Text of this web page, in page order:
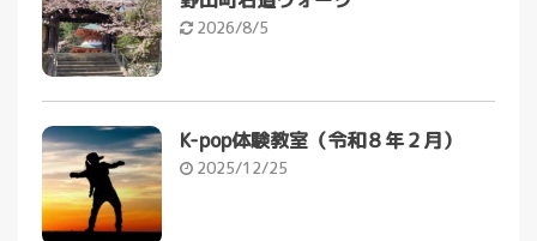
2026/8/5
K-pop体験教室（令和８年２月）
2025/12/25